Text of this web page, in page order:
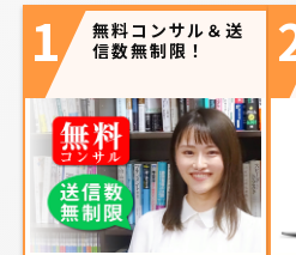
1
無料コンサル＆送
信数無制限！